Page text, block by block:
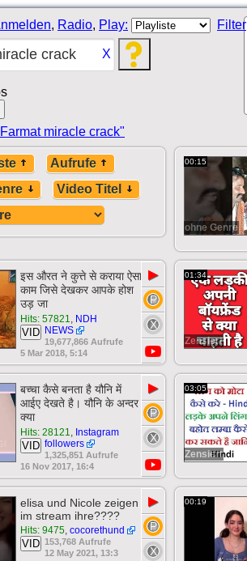
, Radio, Play: Filter
X
miracle crack"
Aufrufe
Video Titel
00:15
ohne Genre
इस औरत ने कुत्ते से कराया ऐसा
काम जिसे देखकर आपके होश
उड़ जा
Hits: 57821, NDH
NEWS
VID
19,677,866 Aufrufe
5 Mar 2018, 5:14
▶ 01:34
Zensiert
बच्चा कैसे बनता है यौनि में
आईए देखते है। यौनि के अन्दर
क्या
Hits: 28121, Instagram
followers
VID
1,325,851 Aufrufe
16 Nov 2017, 16:4
▶ 03:05
Zensiert
elisa und Nicole zeigen
im stream ihre????
Hits: 9475, cocorethund
VID 153,768 Aufrufe
12 May 2021, 13:3
▶ 00:19